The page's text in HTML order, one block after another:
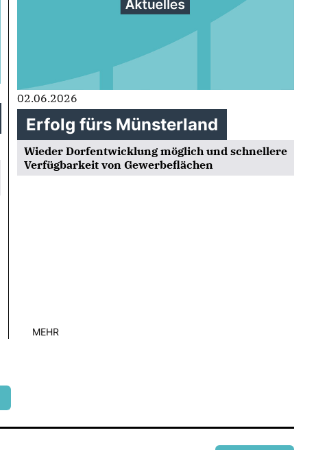
02.06.2026
Erfolg fürs Münsterland
Wieder Dorfentwicklung möglich und schnellere
Verfügbarkeit von Gewerbeflächen
MEHR